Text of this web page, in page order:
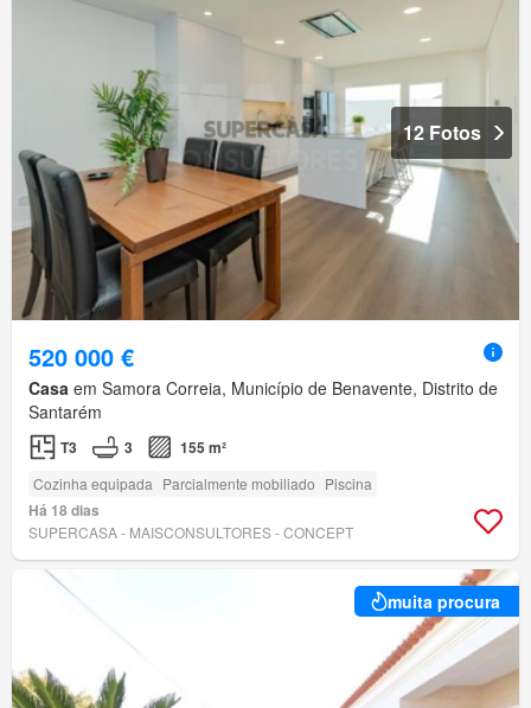
12 Fotos
520 000 €
Casa em Samora Correia, Município de Benavente, Distrito de
Santarém
T3 3 155 m²
Cozinha equipada Parcialmente mobiliado Piscina
Há 18 dias
SUPERCASA - MAISCONSULTORES - CONCEPT
muita procura